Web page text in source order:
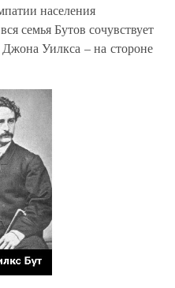
населения
семья Бутов сочувствует
Уилкса – на стороне